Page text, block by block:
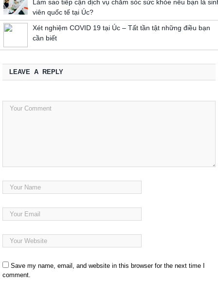
Làm sao tiếp cận dịch vụ chăm sóc sức khỏe nếu bạn là
viên quốc tế tại Úc?
Xét nghiệm COVID 19 tại Úc – Tất tần tật những điều bạn
cần biết
LEAVE A REPLY
Save my name, email, and website in this browser for the next time I
comment.